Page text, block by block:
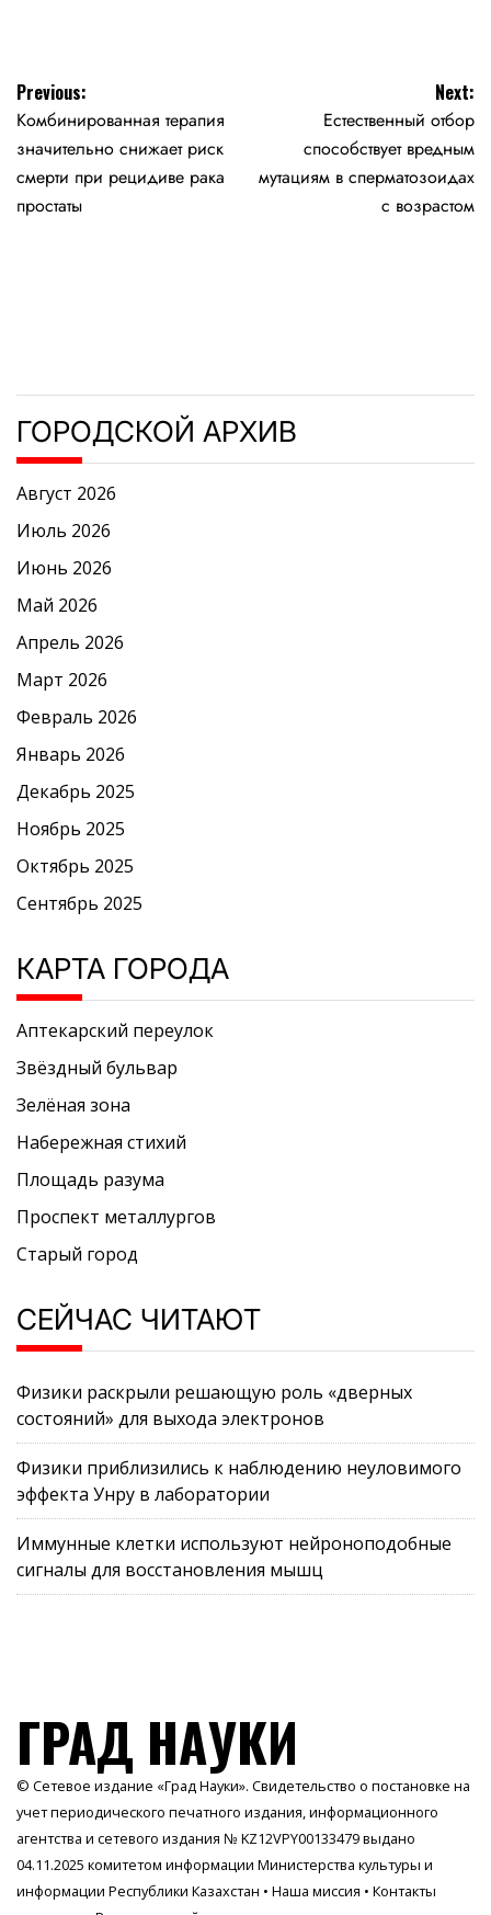
Навигация
по
записям
Previous:
Комбинированная терапия
значительно снижает риск
смерти при рецидиве рака
простаты
Next:
Естественный отбор
способствует вредным
мутациям в сперматозоидах
с возрастом
ГОРОДСКОЙ АРХИВ
Август 2026
Июль 2026
Июнь 2026
Май 2026
Апрель 2026
Март 2026
Февраль 2026
Январь 2026
Декабрь 2025
Ноябрь 2025
Октябрь 2025
Сентябрь 2025
КАРТА ГОРОДА
Аптекарский переулок
Звёздный бульвар
Зелёная зона
Набережная стихий
Площадь разума
Проспект металлургов
Старый город
СЕЙЧАС ЧИТАЮТ
Физики раскрыли решающую роль «дверных
состояний» для выхода электронов
Физики приблизились к наблюдению неуловимого
эффекта Унру в лаборатории
Иммунные клетки используют нейроноподобные
сигналы для восстановления мышц
ГРАД НАУКИ
© Сетевое издание «Град Науки». Свидетельство о постановке на
учет периодического печатного издания, информационного
агентства и сетевого издания № KZ12VPY00133479 выдано
04.11.2025 комитетом информации Министерства культуры и
информации Республики Казахстан • Наша миссия • Контакты